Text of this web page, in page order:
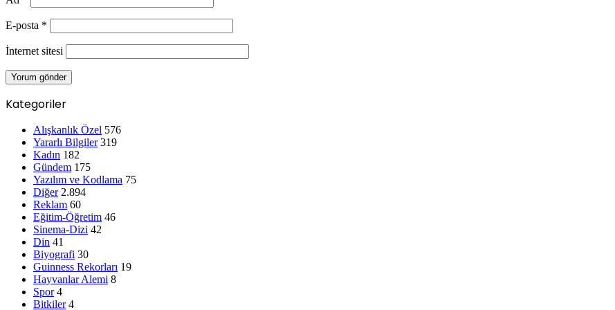
Ad*
E-posta *
İnternet sitesi
Kategoriler
Alışkanlık Özel
Yararlı Bilgiler
Kadın 182
Gündem 175
Yazılım ve Kodlama
Diğer 2.894
Reklam 60
Eğitim-Öğretim
Sinema-Dizi
Din 41
Biyografi 30
Guinness Rekorları
Hayvanlar Alemi